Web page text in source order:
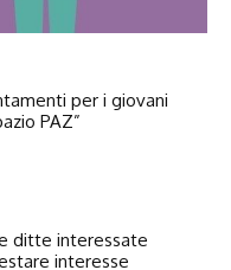
per i giovani
PAZ”
ditte interessate
interesse